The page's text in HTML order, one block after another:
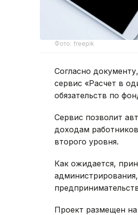
Фото: freepik
Согласно
сервис «Расчет в
обязательств по
Сервис позволит
доходам
второго уровня.
Как ожидается,
Проект размещен на